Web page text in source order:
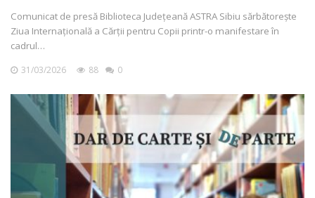
Comunicat de presă Biblioteca Județeană ASTRA Sibiu sărbătorește
Ziua Internațională a Cărții pentru Copii printr-o manifestare în
cadrul…
31/03/2026 88 0